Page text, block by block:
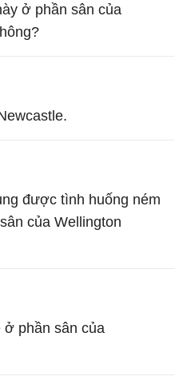
ở phần sân của
được tình huống ném
của Wellington
ở phần sân của